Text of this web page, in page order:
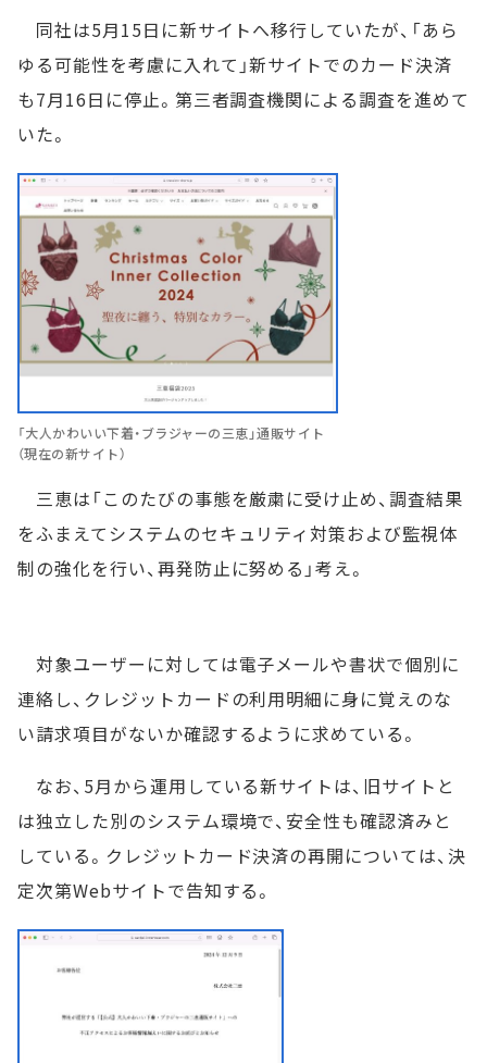
同社は5月15日に新サイトへ移行していたが、「あら
ゆる可能性を考慮に入れて」新サイトでのカード決済
も7月16日に停止。第三者調査機関による調査を進めて
いた。
「大人かわいい下着・ブラジャーの三恵」通販サイト
（現在の新サイト）
三恵は「このたびの事態を厳粛に受け止め、調査結果
をふまえてシステムのセキュリティ対策および監視体
制の強化を行い、再発防止に努める」考え。
対象ユーザーに対しては電子メールや書状で個別に
連絡し、クレジットカードの利用明細に身に覚えのな
い請求項目がないか確認するように求めている。
なお、5月から運用している新サイトは、旧サイトと
は独立した別のシステム環境で、安全性も確認済みと
している。クレジットカード決済の再開については、決
定次第Webサイトで告知する。